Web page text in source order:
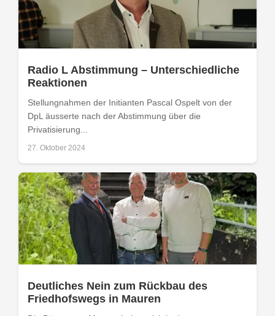
Radio L Abstimmung – Unterschiedliche
Reaktionen
Stellungnahmen der Initianten Pascal Ospelt von der
DpL äusserte nach der Abstimmung über die
Privatisierung...
27. Oktober 2024
Deutliches Nein zum Rückbau des
Friedhofswegs in Mauren